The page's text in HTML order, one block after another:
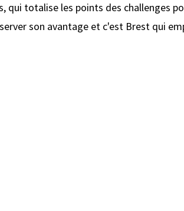
qui totalise les points des challenges
son avantage et c'est Brest qui